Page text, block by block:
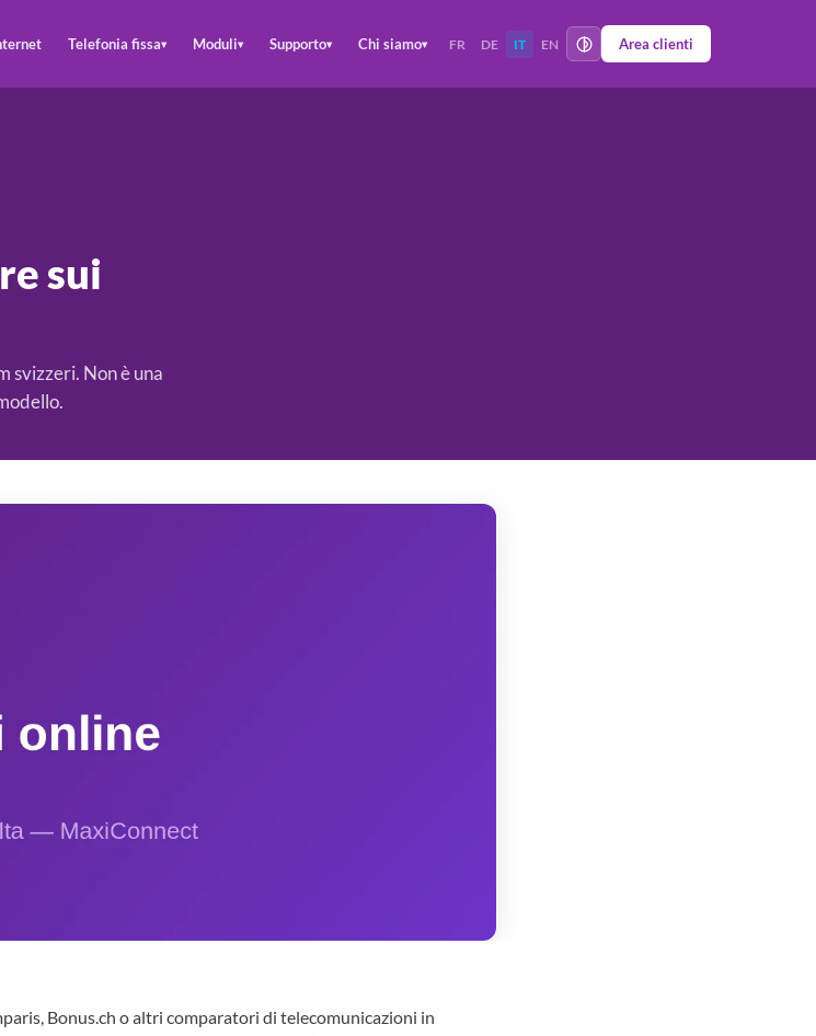
Telefonia fissa▾ Moduli▾ Supporto▾ Chi siamo▾ FR DE IT EN Area clienti
sui
svizzeri. Non è una
Bonus.ch o altri comparatori di telecomunicazioni in